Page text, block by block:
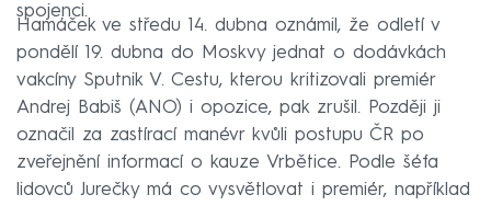
spojenci.
Hamáček ve středu 14. dubna oznámil, že odletí v
pondělí 19. dubna do Moskvy jednat o dodávkách
vakcíny Sputnik V. Cestu, kterou kritizovali premiér
Andrej Babiš (ANO) i opozice, pak zrušil. Později ji
označil za zastírací manévr kvůli postupu ČR po
zveřejnění informací o kauze Vrbětice. Podle šéfa
lidovců Jurečky má co vysvětlovat i premiér, například